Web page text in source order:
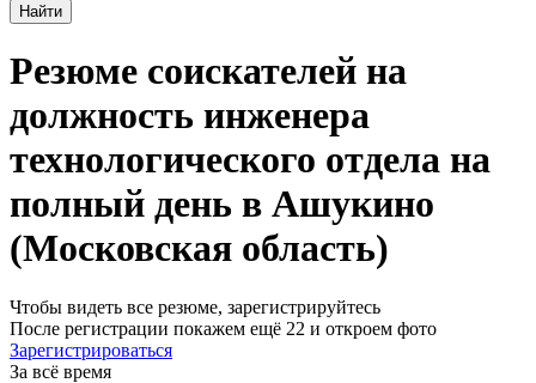
Найти
Резюме соискателей на
должность инженера
технологического отдела на
полный день в Ашукино
(Московская область)
Чтобы видеть все резюме, зарегистрируйтесь
После регистрации покажем ещё 22 и откроем фото
Зарегистрироваться
За всё время